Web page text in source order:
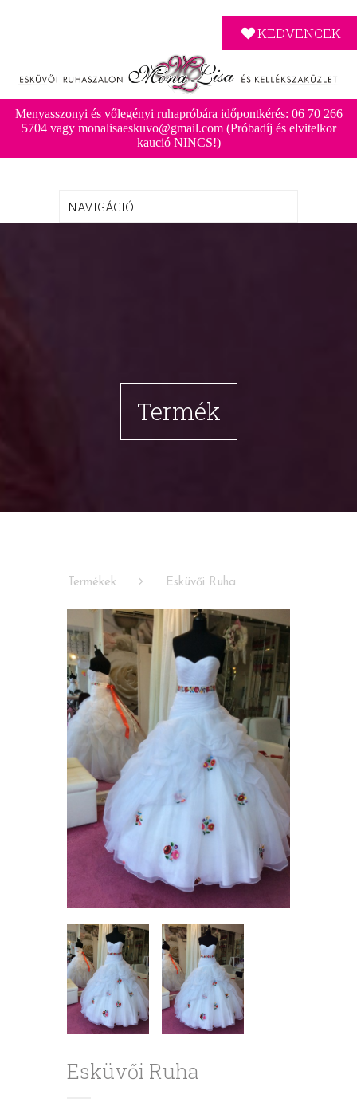
KEDVENCEK
Menyasszonyi és vőlegényi ruhapróbára időpontkérés: 06 70 266
5704 vagy monalisaeskuvo@gmail.com (Próbadíj és elvitelkor
kaució NINCS!)
Termék
Termékek Esküvői Ruha
Esküvői Ruha